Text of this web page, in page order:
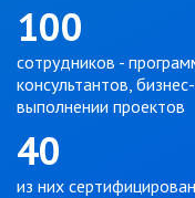
100
сотрудников -
консультантов,
выполнении проектов
40
из них